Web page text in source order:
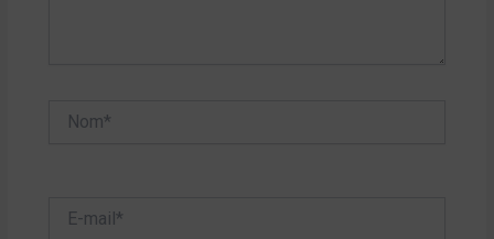
mail*